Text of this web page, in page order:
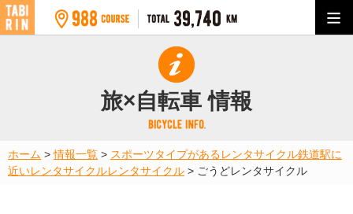
旅×自転車 情報
ホーム >情報一覧 > スポーツタイプがあるレンタサイクル鉄道駅に
近いレンタサイクルレンタサイクル > ごうどレンタサイクル